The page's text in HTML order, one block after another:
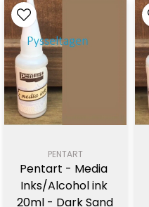
PENTART
Pentart - Media
Inks/Alcohol ink
20ml - Dark Sand